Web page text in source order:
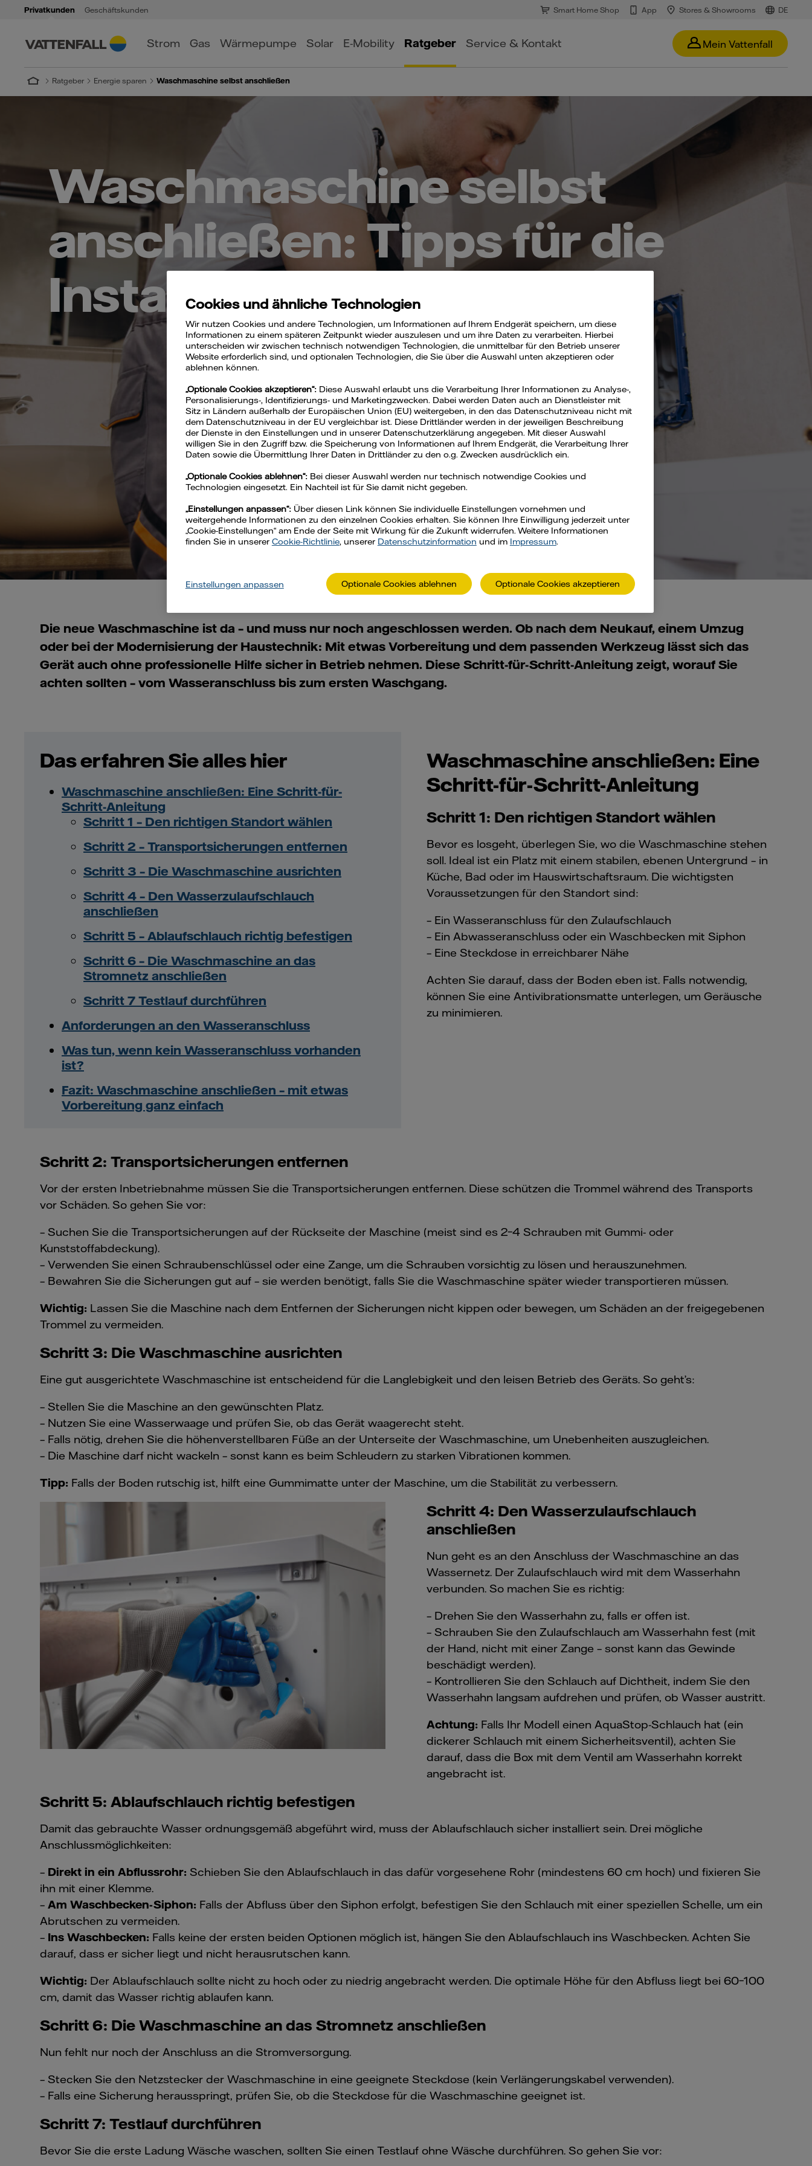
Privatkunden Geschäftskunden Smart Home Shop App Stores & Showrooms DE
Strom Gas Wärmepumpe Solar E-Mobility Ratgeber Service & Kontakt Mein Vattenfall
Ratgeber Energie sparen Waschmaschine selbst anschließen
Waschmaschine selbst
anschließen: Tipps für die
Installation
Die neue Waschmaschine ist da – und muss nur noch angeschlossen werden. Ob nach dem Neukauf, einem Umzug
oder bei der Modernisierung der Haustechnik: Mit etwas Vorbereitung und dem passenden Werkzeug lässt sich das
Gerät auch ohne professionelle Hilfe sicher in Betrieb nehmen. Diese Schritt-für-Schritt-Anleitung zeigt, worauf Sie
achten sollten – vom Wasseranschluss bis zum ersten Waschgang.
Das erfahren Sie alles hier
Waschmaschine anschließen: Eine Schritt-für-
Schritt-Anleitung
Schritt 1 – Den richtigen Standort wählen
Schritt 2 – Transportsicherungen entfernen
Schritt 3 – Die Waschmaschine ausrichten
Schritt 4 – Den Wasserzulaufschlauch
anschließen
Schritt 5 – Ablaufschlauch richtig befestigen
Schritt 6 – Die Waschmaschine an das
Stromnetz anschließen
Schritt 7 Testlauf durchführen
Anforderungen an den Wasseranschluss
Was tun, wenn kein Wasseranschluss vorhanden
ist?
Fazit: Waschmaschine anschließen – mit etwas
Vorbereitung ganz einfach
Waschmaschine anschließen: Eine
Schritt-für-Schritt-Anleitung
Schritt 1: Den richtigen Standort wählen
Bevor es losgeht, überlegen Sie, wo die Waschmaschine stehen
soll. Ideal ist ein Platz mit einem stabilen, ebenen Untergrund – in
Küche, Bad oder im Hauswirtschaftsraum. Die wichtigsten
Voraussetzungen für den Standort sind:
– Ein Wasseranschluss für den Zulaufschlauch
– Ein Abwasseranschluss oder ein Waschbecken mit Siphon
– Eine Steckdose in erreichbarer Nähe
Achten Sie darauf, dass der Boden eben ist. Falls notwendig,
können Sie eine Antivibrationsmatte unterlegen, um Geräusche
zu minimieren.
Schritt 2: Transportsicherungen entfernen
Vor der ersten Inbetriebnahme müssen Sie die Transportsicherungen entfernen. Diese schützen die Trommel während des Transports
vor Schäden. So gehen Sie vor:
– Suchen Sie die Transportsicherungen auf der Rückseite der Maschine (meist sind es 2–4 Schrauben mit Gummi- oder
Kunststoffabdeckung).
– Verwenden Sie einen Schraubenschlüssel oder eine Zange, um die Schrauben vorsichtig zu lösen und herauszunehmen.
– Bewahren Sie die Sicherungen gut auf – sie werden benötigt, falls Sie die Waschmaschine später wieder transportieren müssen.
Wichtig: Lassen Sie die Maschine nach dem Entfernen der Sicherungen nicht kippen oder bewegen, um Schäden an der freigegebenen
Trommel zu vermeiden.
Schritt 3: Die Waschmaschine ausrichten
Eine gut ausgerichtete Waschmaschine ist entscheidend für die Langlebigkeit und den leisen Betrieb des Geräts. So geht’s:
– Stellen Sie die Maschine an den gewünschten Platz.
– Nutzen Sie eine Wasserwaage und prüfen Sie, ob das Gerät waagerecht steht.
– Falls nötig, drehen Sie die höhenverstellbaren Füße an der Unterseite der Waschmaschine, um Unebenheiten auszugleichen.
– Die Maschine darf nicht wackeln – sonst kann es beim Schleudern zu starken Vibrationen kommen.
Tipp: Falls der Boden rutschig ist, hilft eine Gummimatte unter der Maschine, um die Stabilität zu verbessern.
Schritt 4: Den Wasserzulaufschlauch
anschließen
Nun geht es an den Anschluss der Waschmaschine an das
Wassernetz. Der Zulaufschlauch wird mit dem Wasserhahn
verbunden. So machen Sie es richtig:
– Drehen Sie den Wasserhahn zu, falls er offen ist.
– Schrauben Sie den Zulaufschlauch am Wasserhahn fest (mit
der Hand, nicht mit einer Zange – sonst kann das Gewinde
beschädigt werden).
– Kontrollieren Sie den Schlauch auf Dichtheit, indem Sie den
Wasserhahn langsam aufdrehen und prüfen, ob Wasser austritt.
Achtung: Falls Ihr Modell einen AquaStop-Schlauch hat (ein
dickerer Schlauch mit einem Sicherheitsventil), achten Sie
darauf, dass die Box mit dem Ventil am Wasserhahn korrekt
angebracht ist.
Schritt 5: Ablaufschlauch richtig befestigen
Damit das gebrauchte Wasser ordnungsgemäß abgeführt wird, muss der Ablaufschlauch sicher installiert sein. Drei mögliche
Anschlussmöglichkeiten:
– Direkt in ein Abflussrohr: Schieben Sie den Ablaufschlauch in das dafür vorgesehene Rohr (mindestens 60 cm hoch) und fixieren Sie
ihn mit einer Klemme.
– Am Waschbecken-Siphon: Falls der Abfluss über den Siphon erfolgt, befestigen Sie den Schlauch mit einer speziellen Schelle, um ein
Abrutschen zu vermeiden.
– Ins Waschbecken: Falls keine der ersten beiden Optionen möglich ist, hängen Sie den Ablaufschlauch ins Waschbecken. Achten Sie
darauf, dass er sicher liegt und nicht herausrutschen kann.
Wichtig: Der Ablaufschlauch sollte nicht zu hoch oder zu niedrig angebracht werden. Die optimale Höhe für den Abfluss liegt bei 60–100
cm, damit das Wasser richtig ablaufen kann.
Schritt 6: Die Waschmaschine an das Stromnetz anschließen
Nun fehlt nur noch der Anschluss an die Stromversorgung.
– Stecken Sie den Netzstecker der Waschmaschine in eine geeignete Steckdose (kein Verlängerungskabel verwenden).
– Falls eine Sicherung herausspringt, prüfen Sie, ob die Steckdose für die Waschmaschine geeignet ist.
Schritt 7: Testlauf durchführen
Bevor Sie die erste Ladung Wäsche waschen, sollten Sie einen Testlauf ohne Wäsche durchführen. So gehen Sie vor:
Cookies und ähnliche Technologien
Wir nutzen Cookies und andere Technologien, um Informationen auf Ihrem Endgerät speichern, um diese
Informationen zu einem späteren Zeitpunkt wieder auszulesen und um ihre Daten zu verarbeiten. Hierbei
unterscheiden wir zwischen technisch notwendigen Technologien, die unmittelbar für den Betrieb unserer
Website erforderlich sind, und optionalen Technologien, die Sie über die Auswahl unten akzeptieren oder
ablehnen können.
„Optionale Cookies akzeptieren“:Diese Auswahl erlaubt uns die Verarbeitung Ihrer Informationen zu Analyse-,
Personalisierungs-, Identifizierungs- und Marketingzwecken. Dabei werden Daten auch an Dienstleister mit
Sitz in Ländern außerhalb der Europäischen Union (EU) weitergeben, in den das Datenschutzniveau nicht mit
dem Datenschutzniveau in der EU vergleichbar ist. Diese Drittländer werden in der jeweiligen Beschreibung
der Dienste in den Einstellungen und in unserer Datenschutzerklärung angegeben. Mit dieser Auswahl
willigen Sie in den Zugriff bzw. die Speicherung von Informationen auf Ihrem Endgerät, die Verarbeitung Ihrer
Daten sowie die Übermittlung Ihrer Daten in Drittländer zu den o.g. Zwecken ausdrücklich ein.
„Optionale Cookies ablehnen“: Bei dieser Auswahl werden nur technisch notwendige Cookies und
Technologien eingesetzt. Ein Nachteil ist für Sie damit nicht gegeben.
„Einstellungen anpassen“: Über diesen Link können Sie individuelle Einstellungen vornehmen und
weitergehende Informationen zu den einzelnen Cookies erhalten. Sie können Ihre Einwilligung jederzeit unter
„Cookie-Einstellungen“ am Ende der Seite mit Wirkung für die Zukunft widerrufen. Weitere Informationen
finden Sie in unserer Cookie-Richtlinie, unserer Datenschutzinformation und im Impressum.
Einstellungen anpassen Optionale Cookies ablehnen Optionale Cookies akzeptieren